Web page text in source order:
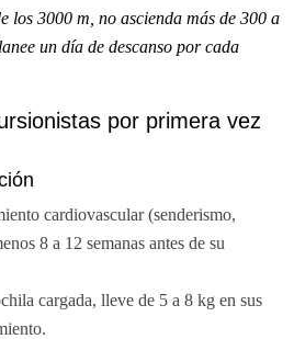
los 3000 m, no ascienda más de 300 a
un día de descanso por cada
por primera vez
cardiovascular (senderismo,
8 a 12 semanas antes de su
cargada, lleve de 5 a 8 kg en sus